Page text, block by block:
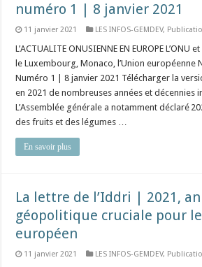
numéro 1 | 8 janvier 2021
11 janvier 2021 LES INFOS-GEMDEV,
L’ACTUALITE ONUSIENNE EN EUROPE L’ONU
le Luxembourg, Monaco, l’Union européenne
Numéro 1 | 8 janvier 2021 Télécharger la
en 2021 de nombreuses années et décennies
L’Assemblée générale a notamment déclaré
des fruits et des légumes …
En savoir plus
La lettre de l’Iddri | 2021,
géopolitique cruciale pour
européen
11 janvier 2021 LES INFOS-GEMDEV,